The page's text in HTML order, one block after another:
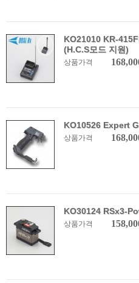
KO21010 KR-
(H.C.S모드 지원)
상품가격
KO10526 Expert
상품가격
KO30124 RSx3-
상품가격